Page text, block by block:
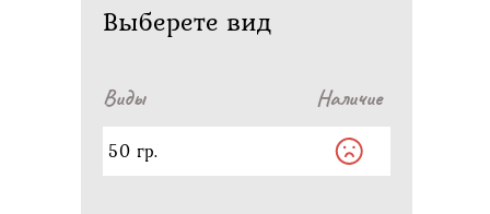
Выберете вид
Виды Наличие
50 гр.